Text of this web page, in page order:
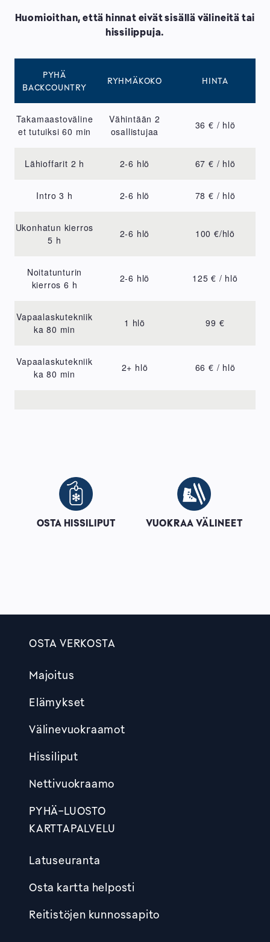
Huomioithan, että hinnat eivät sisällä välineitä tai
hissilippuja.
PYHÄ
BACKCOUNTRY
RYHMÄKOKO HINTA
Takamaastoväline
et tutuiksi 60 min
Vähintään 2
osallistujaa
36 € / hlö
Lähioffarit 2 h 2-6 hlö 67 € / hlö
Intro 3 h 2-6 hlö 78 € / hlö
Ukonhatun kierros
5 h
2-6 hlö 100 €/hlö
Noitatunturin
kierros 6 h
2-6 hlö 125 € / hlö
Vapaalaskutekniik
ka 80 min
1 hlö 99 €
Vapaalaskutekniik
ka 80 min
2+ hlö 66 € / hlö
Image
OSTA HISSILIPUT
Image
VUOKRAA VÄLINEET
OSTA VERKOSTA
Majoitus
Elämykset
Välinevuokraamot
Hissiliput
Nettivuokraamo
PYHÄ-LUOSTO
KARTTAPALVELU
Latuseuranta
Osta kartta helposti
Reitistöjen kunnossapito